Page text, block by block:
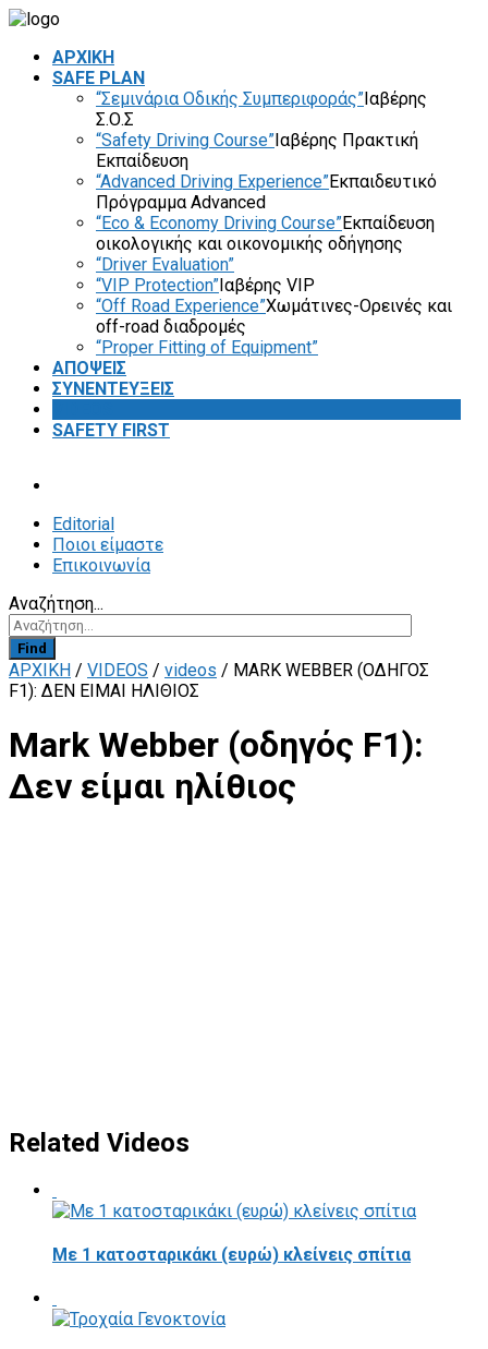
ΑΡΧΙΚΗ
SAFE PLAN
“Σεμινάρια Οδικής Συμπεριφοράς”Ιαβέρης
Σ.Ο.Σ
“Safety Driving Course”Ιαβέρης Πρακτική
Εκπαίδευση
“Advanced Driving Experience”Εκπαιδευτικό
Πρόγραμμα Advanced
“Eco & Economy Driving Course”Εκπαίδευση
οικολογικής και οικονομικής οδήγησης
“Driver Evaluation”
“VIP Protection”Ιαβέρης VIP
“Off Road Experience”Χωμάτινες-Ορεινές και
off-road διαδρομές
“Proper Fitting of Equipment”
ΑΠΟΨΕΙΣ
ΣΥΝΕΝΤΕΥΞΕΙΣ
SAFETY FIRST
Editorial
Ποιοι είμαστε
Επικοινωνία
Αναζήτηση...
Find
ΑΡΧΙΚΗ / VIDEOS / videos / MARK WEBBER (ΟΔΗΓΌΣ
F1): ΔΕΝ ΕΊΜΑΙ ΗΛΊΘΙΟΣ
Mark Webber (οδηγός F1):
Δεν είμαι ηλίθιος
Related Videos
Με 1 κατοσταρικάκι (ευρώ) κλείνεις σπίτια